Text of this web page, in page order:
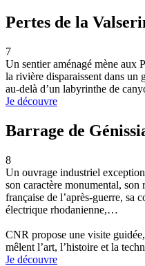
Pertes de la
7
Un sentier aménagé mène aux
la rivière disparaissent dans un
au-delà d’un labyrinthe de
Je découvre
Barrage de
8
Un ouvrage industriel
son caractère monumental, son
française de l’après-guerre, sa
électrique rhodanienne,…
CNR propose une visite
mêlent l’art, l’histoire et la
Je découvre